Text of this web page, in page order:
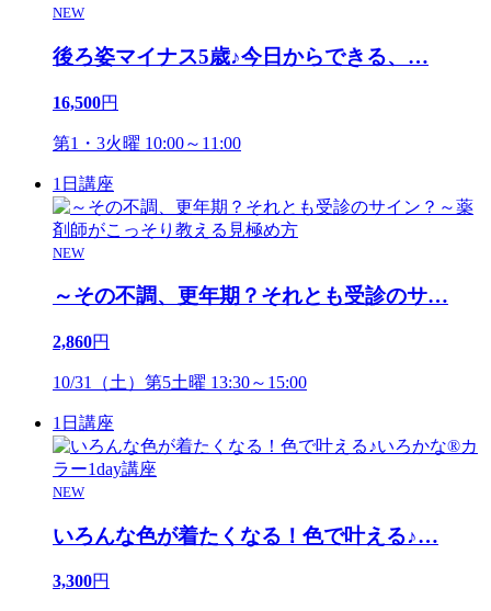
NEW
後ろ姿マイナス5歳♪今日からできる、 …
16,500円
第1・3火曜 10:00～11:00
1日講座
NEW
～その不調、更年期？それとも受診のサ…
2,860円
10/31（土）第5土曜 13:30～15:00
1日講座
NEW
いろんな色が着たくなる！色で叶える♪…
3,300円